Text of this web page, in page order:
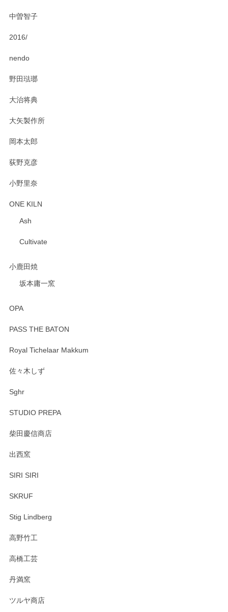
中曽智子
2016/
nendo
野田琺瑯
大治将典
大矢製作所
岡本太郎
荻野克彦
小野里奈
ONE KILN
Ash
Cultivate
小鹿田焼
坂本庸一窯
OPA
PASS THE BATON
Royal Tichelaar Makkum
佐々木しず
Sghr
STUDIO PREPA
柴田慶信商店
出西窯
SIRI SIRI
SKRUF
Stig Lindberg
高野竹工
高橋工芸
丹満窯
ツルヤ商店